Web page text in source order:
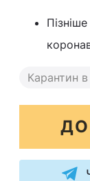
Пізніше
Карантин в